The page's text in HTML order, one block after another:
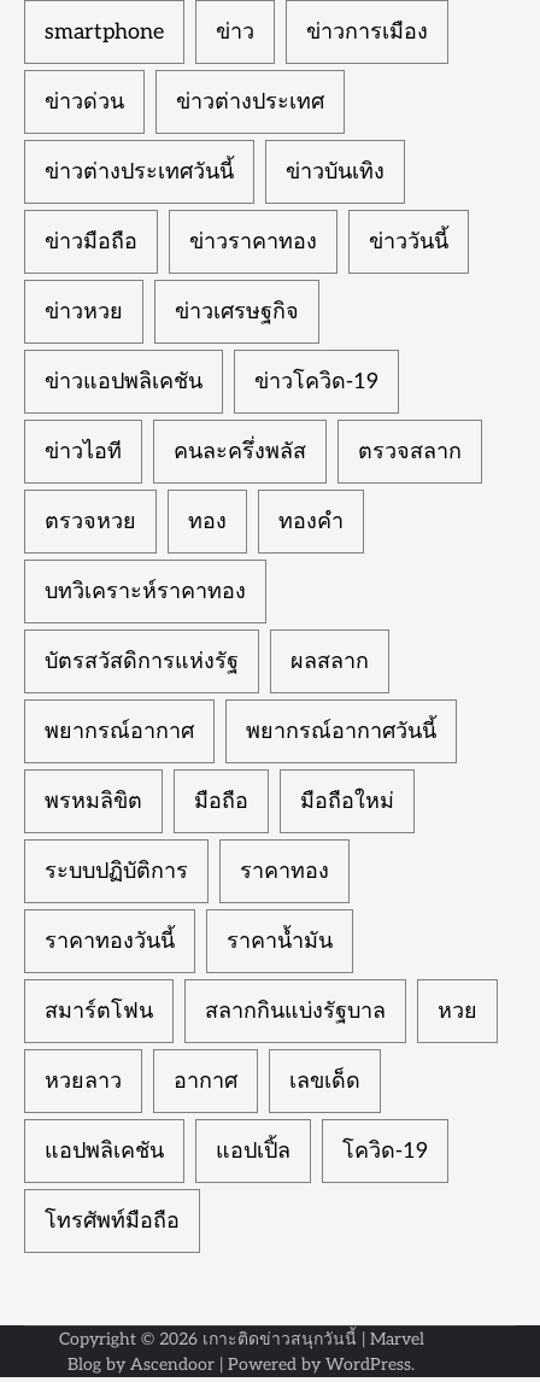
smartphone ข่าว ข่าวการเมือง
ข่าวด่วน ข่าวต่างประเทศ
ข่าวต่างประเทศวันนี้ ข่าวบันเทิง
ข่าวมือถือ ข่าวราคาทอง ข่าววันนี้
ข่าวหวย ข่าวเศรษฐกิจ
ข่าวแอปพลิเคชัน ข่าวโควิด-19
ข่าวไอที คนละครึ่งพลัส ตรวจสลาก
ตรวจหวย ทอง ทองคำ
บทวิเคราะห์ราคาทอง
บัตรสวัสดิการแห่งรัฐ ผลสลาก
พยากรณ์อากาศ พยากรณ์อากาศวันนี้
พรหมลิขิต มือถือ มือถือใหม่
ระบบปฏิบัติการ ราคาทอง
ราคาทองวันนี้ ราคาน้ำมัน
สมาร์ตโฟน สลากกินแบ่งรัฐบาล หวย
หวยลาว อากาศ เลขเด็ด
แอปพลิเคชัน แอปเปิ้ล โควิด-19
โทรศัพท์มือถือ
Copyright © 2026 เกาะติดข่าวสนุกวันนี้ | Marvel
Blog by Ascendoor | Powered by WordPress.